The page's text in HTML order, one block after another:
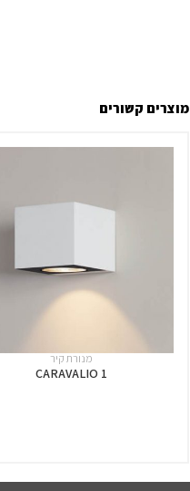
מוצרים קשורים
מנורת קיר
CARAVALIO 1